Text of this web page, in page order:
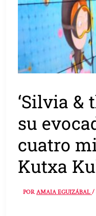
‘Silvia &
su
cuatro
Kutxa
PORAMAIA EGUIZÁBAL/